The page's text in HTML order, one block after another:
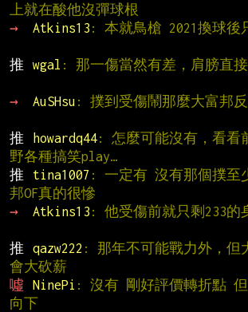
上就在酸他沒彈球根
→
Atkins13 : 本就鳥槍 2021換球後
推
wgal : 那一傷當然有差，肩膀直
→
AuSHsu : 撲到受傷鬧那麼大富邦
推
howardq44: 怎麼可能沒有，看看
野各種搞笑play…
推
tina1007 : 一定有 沒有那個撲至
邦OF真的很慘
→
Atkins13 : 他受傷前就只剩233的
推
qazw222 : 那年不可能戰力外，但
會大砍薪
噓
NinePi : 沒有 剛好評價轉折點
向下